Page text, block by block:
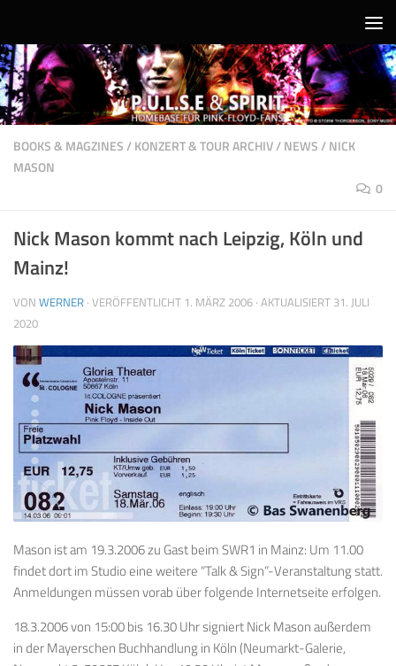
BOOKS & MAGZINES/KONZERT & TOUR ARCHIV/NEWS/NICK
MASON
0
Nick Mason kommt nach Leipzig, Köln und
Mainz!
VON WERNER · VERÖFFENTLICHT 1. MÄRZ 2006 · AKTUALISIERT 31. JULI
2020
Mason ist am 19.3.2006 zu Gast beim SWR1 in Mainz: Um 11.00
findet dort im Studio eine weitere “Talk & Sign”-Veranstaltung statt.
Anmeldungen müssen vorab über folgende Internetseite erfolgen.
18.3.2006 von 15:00 bis 16.30 Uhr signiert Nick Mason außerdem
in der Mayerschen Buchhandlung in Köln (Neumarkt-Galerie,